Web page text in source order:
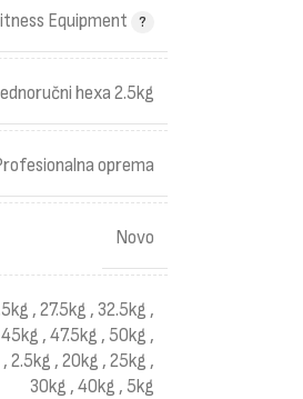
Equipment
hexa 2.5kg
oprema
Novo
, 27.5kg , 32.5kg ,
45kg , 47.5kg , 50kg ,
, 2.5kg , 20kg , 25kg ,
30kg , 40kg , 5kg